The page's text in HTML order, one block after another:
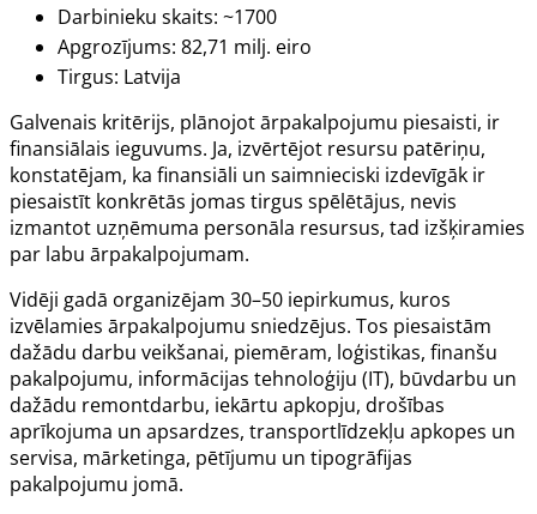
Darbinieku skaits: ~1700
Apgrozījums: 82,71 milj. eiro
Tirgus: Latvija
Galvenais kritērijs, plānojot ārpakalpojumu piesaisti, ir
finansiālais ieguvums. Ja, izvērtējot resursu patēriņu,
konstatējam, ka finansiāli un saimnieciski izdevīgāk ir
piesaistīt konkrētās jomas tirgus spēlētājus, nevis
izmantot uzņēmuma personāla resursus, tad izšķiramies
par labu ārpakalpojumam.
Vidēji gadā organizējam 30–50 iepirkumus, kuros
izvēlamies ārpakalpojumu sniedzējus. Tos piesaistām
dažādu darbu veikšanai, piemēram, loģistikas, finanšu
pakalpojumu, informācijas tehnoloģiju (IT), būvdarbu un
dažādu remontdarbu, iekārtu apkopju, drošības
aprīkojuma un apsardzes, transportlīdzekļu apkopes un
servisa, mārketinga, pētījumu un tipogrāfijas
pakalpojumu jomā.